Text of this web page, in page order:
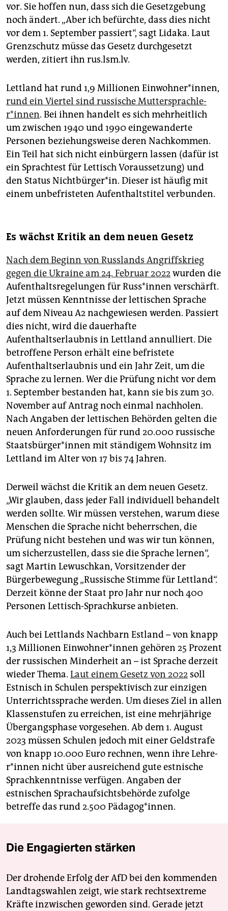
vor. Sie hoffen nun, dass sich die Gesetzgebung
noch ändert. „Aber ich befürchte, dass dies nicht
vor dem 1. September passiert“, sagt Lidaka. Laut
Grenzschutz müsse das Gesetz durchgesetzt
werden, zitiert ihn rus.lsm.lv.
Lettland hat rund 1,9 Millio­nen Einwohner*innen,
rund ein Viertel sind russische Mut­ter­sprach­le­
r*in­nen. Bei ihnen handelt es sich mehrheitlich
um zwischen 1940 und 1990 eingewanderte
Personen beziehungsweise deren Nachkommen.
Ein Teil hat sich nicht einbürgern lassen (dafür ist
ein Sprachtest für Lettisch Voraussetzung) und
den Status Nichtbürger*in. Dieser ist häufig mit
einem unbefristeten Aufenthaltstitel verbunden.
Es wächst Kritik an dem neuen Gesetz
Nach dem Beginn von Russlands Angriffskrieg
gegen die Ukraine am 24. Februar 2022wurden die
Aufenthaltsregelungen für Rus­s*in­nen verschärft.
Jetzt müssen Kenntnisse der lettischen Sprache
auf dem Niveau A2 nachgewiesen werden. Passiert
dies nicht, wird die dauerhafte
Aufenthaltserlaubnis in Lettland annulliert. Die
betroffene Person erhält eine befristete
Aufenthaltserlaubnis und ein Jahr Zeit, um die
Sprache zu lernen. Wer die Prüfung nicht vor dem
1. September bestanden hat, kann sie bis zum 30.
November auf Antrag noch einmal nachholen.
Nach Angaben der lettischen Behörden gelten die
neuen Anforderungen für rund 20.000 russische
Staats­bür­ge­r*in­nen mit ständigem Wohnsitz im
Lettland im Alter von 17 bis 74 Jahren.
Derweil wächst die Kritik an dem neuen Gesetz.
„Wir glauben, dass jeder Fall individuell behandelt
werden sollte. Wir müssen verstehen, warum diese
Menschen die Sprache nicht beherrschen, die
Prüfung nicht bestehen und was wir tun können,
um sicherzustellen, dass sie die Sprache lernen“,
sagt Martin Lewuschkan, Vorsitzender der
Bürgerbewegung „Russische Stimme für Lettland“.
Derzeit könne der Staat pro Jahr nur noch 400
Personen Lettisch-Sprachkurse anbieten.
Auch bei Lettlands Nachbarn Estland – von knapp
1,3 Millionen Ein­woh­ne­r*in­nen gehören 25 Prozent
der russischen Minderheit an – ist Sprache derzeit
wieder Thema. Laut einem Gesetz von 2022 soll
Estnisch in Schulen perspektivisch zur einzigen
Unterrichtssprache werden. Um dieses Ziel in allen
Klassenstufen zu erreichen, ist eine mehrjährige
Übergangsphase vorgesehen. Ab dem 1. August
2023 müssen Schulen jedoch mit einer Geldstrafe
von knapp 10.000 Euro rechnen, wenn ihre Leh­re­
r*in­nen nicht über ausreichend gute estnische
Sprachkenntnisse verfügen. Angaben der
estnischen Sprachaufsichtsbehörde zufolge
betreffe das rund 2.500 Pädagog*innen.
Die Engagierten stärken
Der drohende Erfolg der AfD bei den kommenden
Landtagswahlen zeigt, wie stark rechtsextreme
Kräfte inzwischen geworden sind. Gerade jetzt